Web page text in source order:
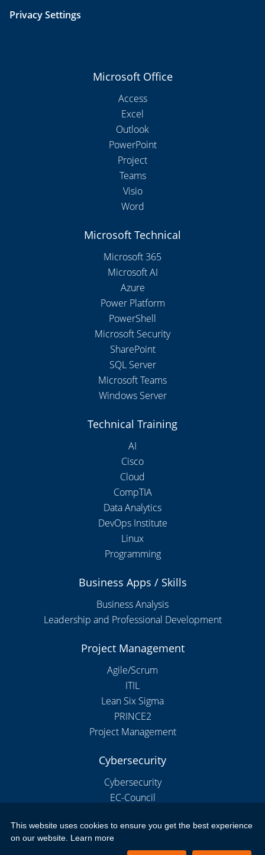
Privacy Settings
Microsoft Office
Access
Excel
Outlook
PowerPoint
Project
Teams
Visio
Word
Microsoft Technical
Microsoft 365
Microsoft AI
Azure
Power Platform
PowerShell
Microsoft Security
SharePoint
SQL Server
Microsoft Teams
Windows Server
Technical Training
AI
Cisco
Cloud
CompTIA
Data Analytics
DevOps Institute
Linux
Programming
Business Apps / Skills
Business Analysis
Leadership and Professional Development
Project Management
Agile/Scrum
ITIL
Lean Six Sigma
PRINCE2
Project Management
Cybersecurity
Cybersecurity
EC-Council
Copyright 2026 by New Horizons Bulgaria
This website uses cookies to ensure you get the best experience
on our website. Learn more